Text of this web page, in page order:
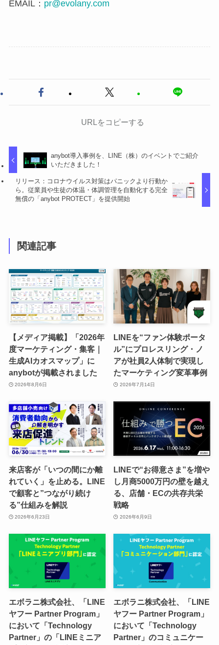
EMAIL： pr@evolany.com
URLをコピーする
anybot導入事例を、LINE（株）のイベントでご紹介
いただきました！
リリース：コロナウイルス対策はパニックより行動か
ら。従業員や生徒の体温・体調管理を自動化する完全
無償の「anybot PROTECT」を提供開始
関連記事
【メディア掲載】「2026年
度マーケティング・集客｜
生成AIカオスマップ」に
anybotが掲載されました
2026年8月6日
LINEを“ファン体験ポータ
ル”にプロレスリング・ノ
アが社員2人体制で実現し
たマーケティング変革事例
2026年7月14日
来店客が「いつの間にか離
れていく」を止める。LINE
で顧客と”つながり続け
る”仕組みを解説
2026年6月23日
LINEで“お得意さま”を増や
し月商5000万円の壁を越え
る、店舗・ECの共存共栄
戦略
2026年6月9日
エボラニ株式会社、「LINE
ヤフー Partner Program」
において「Technology
Partner」の「LINEミニア
エボラニ株式会社、「LINE
ヤフー Partner Program」
において「Technology
Partner」のコミュニケー